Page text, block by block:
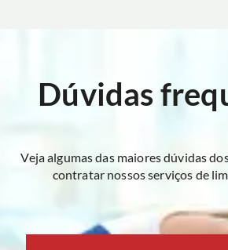
Dúvidas
Veja algumas das maiores dúvidas
contratar nossos serviços de